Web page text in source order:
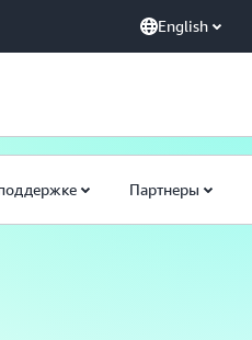
English
Партнеры